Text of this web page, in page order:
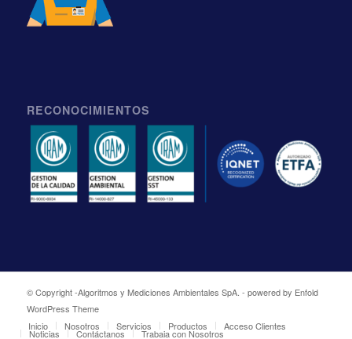
RECONOCIMIENTOS
© Copyright -Algoritmos y Mediciones Ambientales SpA. - powered by Enfold
WordPress Theme
Inicio
Nosotros Servicios Productos Acceso Clientes
Noticias Contáctanos Trabaja con Nosotros